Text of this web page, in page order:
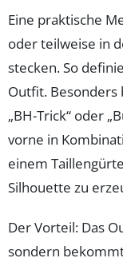
Eine praktische
oder teilweise in
stecken. So
Outfit. Besonders
„BH-Trick“ oder
vorne in
einem
Silhouette zu
Der Vorteil: Das
sondern